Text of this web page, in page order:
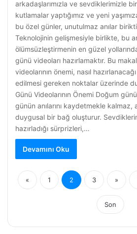
arkadaşlarımızla ve sevdiklerimizle
kutlamalar yaptığımız ve yeni
bu özel günler, unutulmaz anılar
Teknolojinin gelişmesiyle birlikte, bu
ölümsüzleştirmenin en güzel
günü videoları hazırlamaktır. Bu
videolarının önemi, nasıl
edilmesi gereken noktalar üzerinde
Günü Videolarının Önemi Doğum
günün anılarını kaydetmekle kalmaz,
duygusal bir bağ oluşturur.
hazırladığı sürprizleri,…
Devamını Oku
« 1 2 3 »
Son